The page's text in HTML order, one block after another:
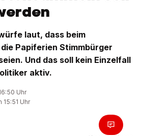
laut, dass beim
Papiferien Stimmbürger
Und das soll kein Einzelfall
aktiv.
Uhr
Uhr